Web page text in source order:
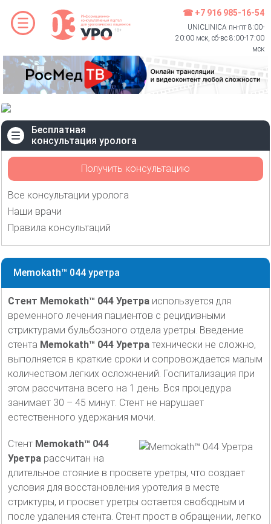
☎ +7 916 985-16-54
UNICLINICA пн-пт 8:00-
20:00 мск, сб-вс 8:00-17:00
мск
Бесплатная
консультация уролога
Получить консультацию
Все консультации уролога
Наши врачи
Правила консультаций
Memokath™ 044 уретра
Стент Memokath™ 044 Уретра используется для
временного лечения пациентов с рецидивными
стриктурами бульбозного отдела уретры. Введение
стента Memokath™ 044 Уретра технически не сложно,
выполняется в краткие сроки и сопровождается малым
количеством легких осложнений. Госпитализация при
этом рассчитана всего на 1 день. Вся процедура
занимает 30 – 45 минут. Стент не нарушает
естественного удержания мочи.
Стент Memokath™ 044
Уретра рассчитан на
длительное стояние в просвете уретры, что создает
условия для восстановления уротелия в месте
стриктуры, и просвет уретры остается свободным и
после удаления стента. Стент прост в обращении, легко